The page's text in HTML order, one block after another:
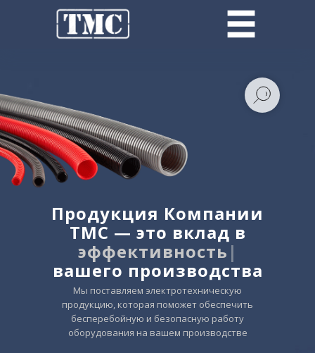
Мы поставляем электротехническую
продукцию, которая поможет обеспечить
бесперебойную и безопасную работу
оборудования на вашем производстве
Продукция Компании
ТМС — это вклад в
эффективность |
вашего производства